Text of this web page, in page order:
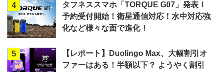
4
タフネススマホ「TORQUE G07」発表！
予約受付開始！衛星通信対応！水中対応強
化など様々な面で進化！
5
【レポート】Duolingo Max、大幅割引オ
ファーはある！半額以下？ ようやく割引